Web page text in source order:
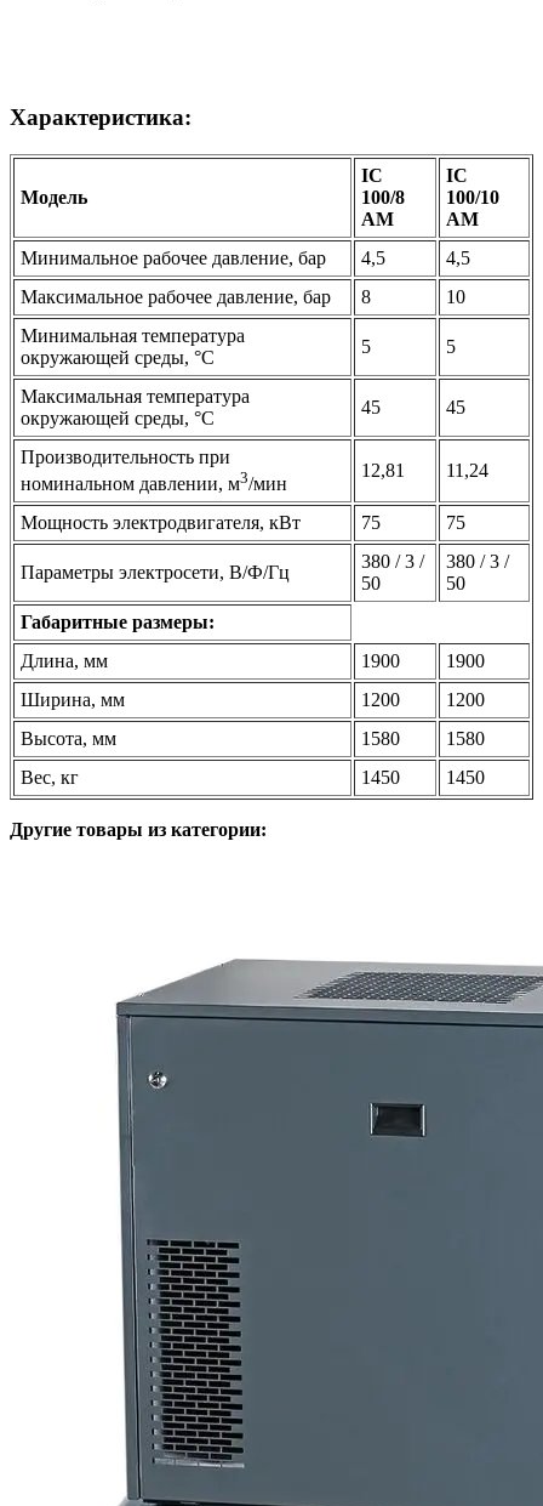
Характеристика:
Модель
IC
100/8
AM
IC
100/10
AM
Минимальное рабочее давление, бар
4,5
4,5
Максимальное рабочее давление, бар
8
10
Минимальная температура
окружающей среды, °C
5 5
Максимальная температура
окружающей среды, °C
45 45
Производительность при
номинальном давлении, м3/мин
12,81 11,24
Мощность электродвигателя, кВт 75 75
Параметры электросети, В/Ф/Гц
380 / 3 /
50
380 / 3 /
50
Габаритные размеры:
Длина, мм
1900
1900
Ширина, мм
1200
1200
Высота, мм
1580
1580
Вес, кг
1450 1450
Другие товары из категории: